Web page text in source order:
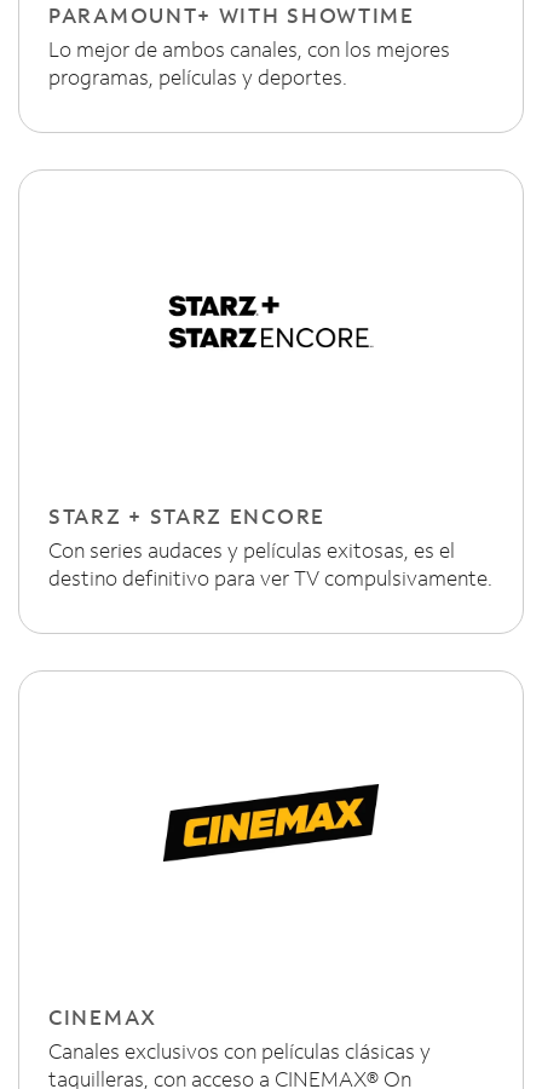
PARAMOUNT+ WITH SHOWTIME
Lo mejor de ambos canales, con los mejores
programas, películas y deportes.
STARZ + STARZ ENCORE
Con series audaces y películas exitosas, es el
destino definitivo para ver TV compulsivamente.
CINEMAX
Canales exclusivos con películas clásicas y
taquilleras, con acceso a CINEMAX® On